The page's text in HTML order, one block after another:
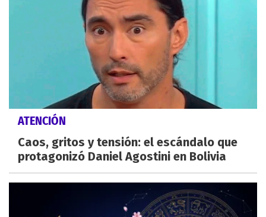
ATENCIÓN
Caos, gritos y tensión: el escándalo que
protagonizó Daniel Agostini en Bolivia